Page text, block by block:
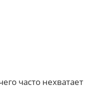
часто нехватает